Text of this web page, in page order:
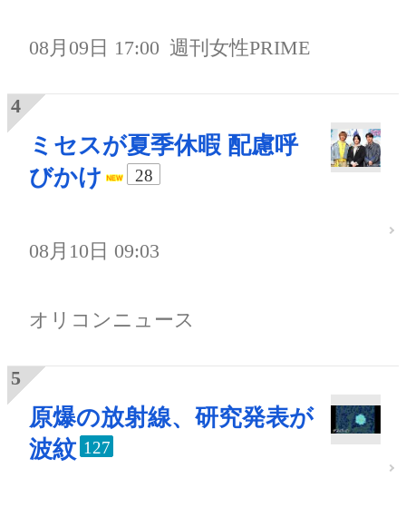
08月09日 17:00 週刊女性PRIME
ミセスが夏季休暇 配慮呼
びかけ
28
08月10日 09:03
オリコンニュース
原爆の放射線、研究発表が
波紋 127